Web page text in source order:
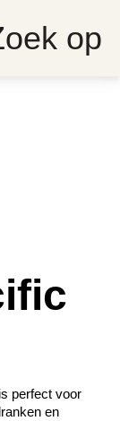
perfect voor
en